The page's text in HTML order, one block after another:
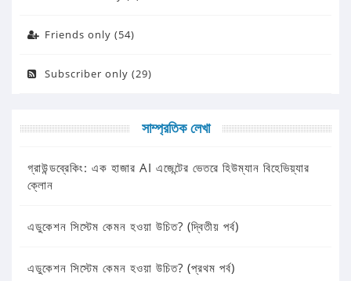
Friends only (54)
Subscriber only (29)
সাম্প্রতিক লেখা
গ্রাউন্ডব্রেকিং: এক হাজার AI এজেন্টের ভেতরে হিউম্যান বিহেভিয়্যার
ক্লোন
এডুকেশন সিস্টেম কেমন হওয়া উচিত? (দ্বিতীয় পর্ব)
এডুকেশন সিস্টেম কেমন হওয়া উচিত? (প্রথম পর্ব)